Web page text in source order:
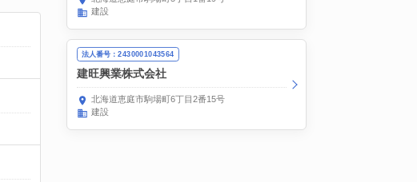
建設
法人番号：2430001043564
建旺興業株式会社
北海道恵庭市駒場町6丁目2番15号
建設